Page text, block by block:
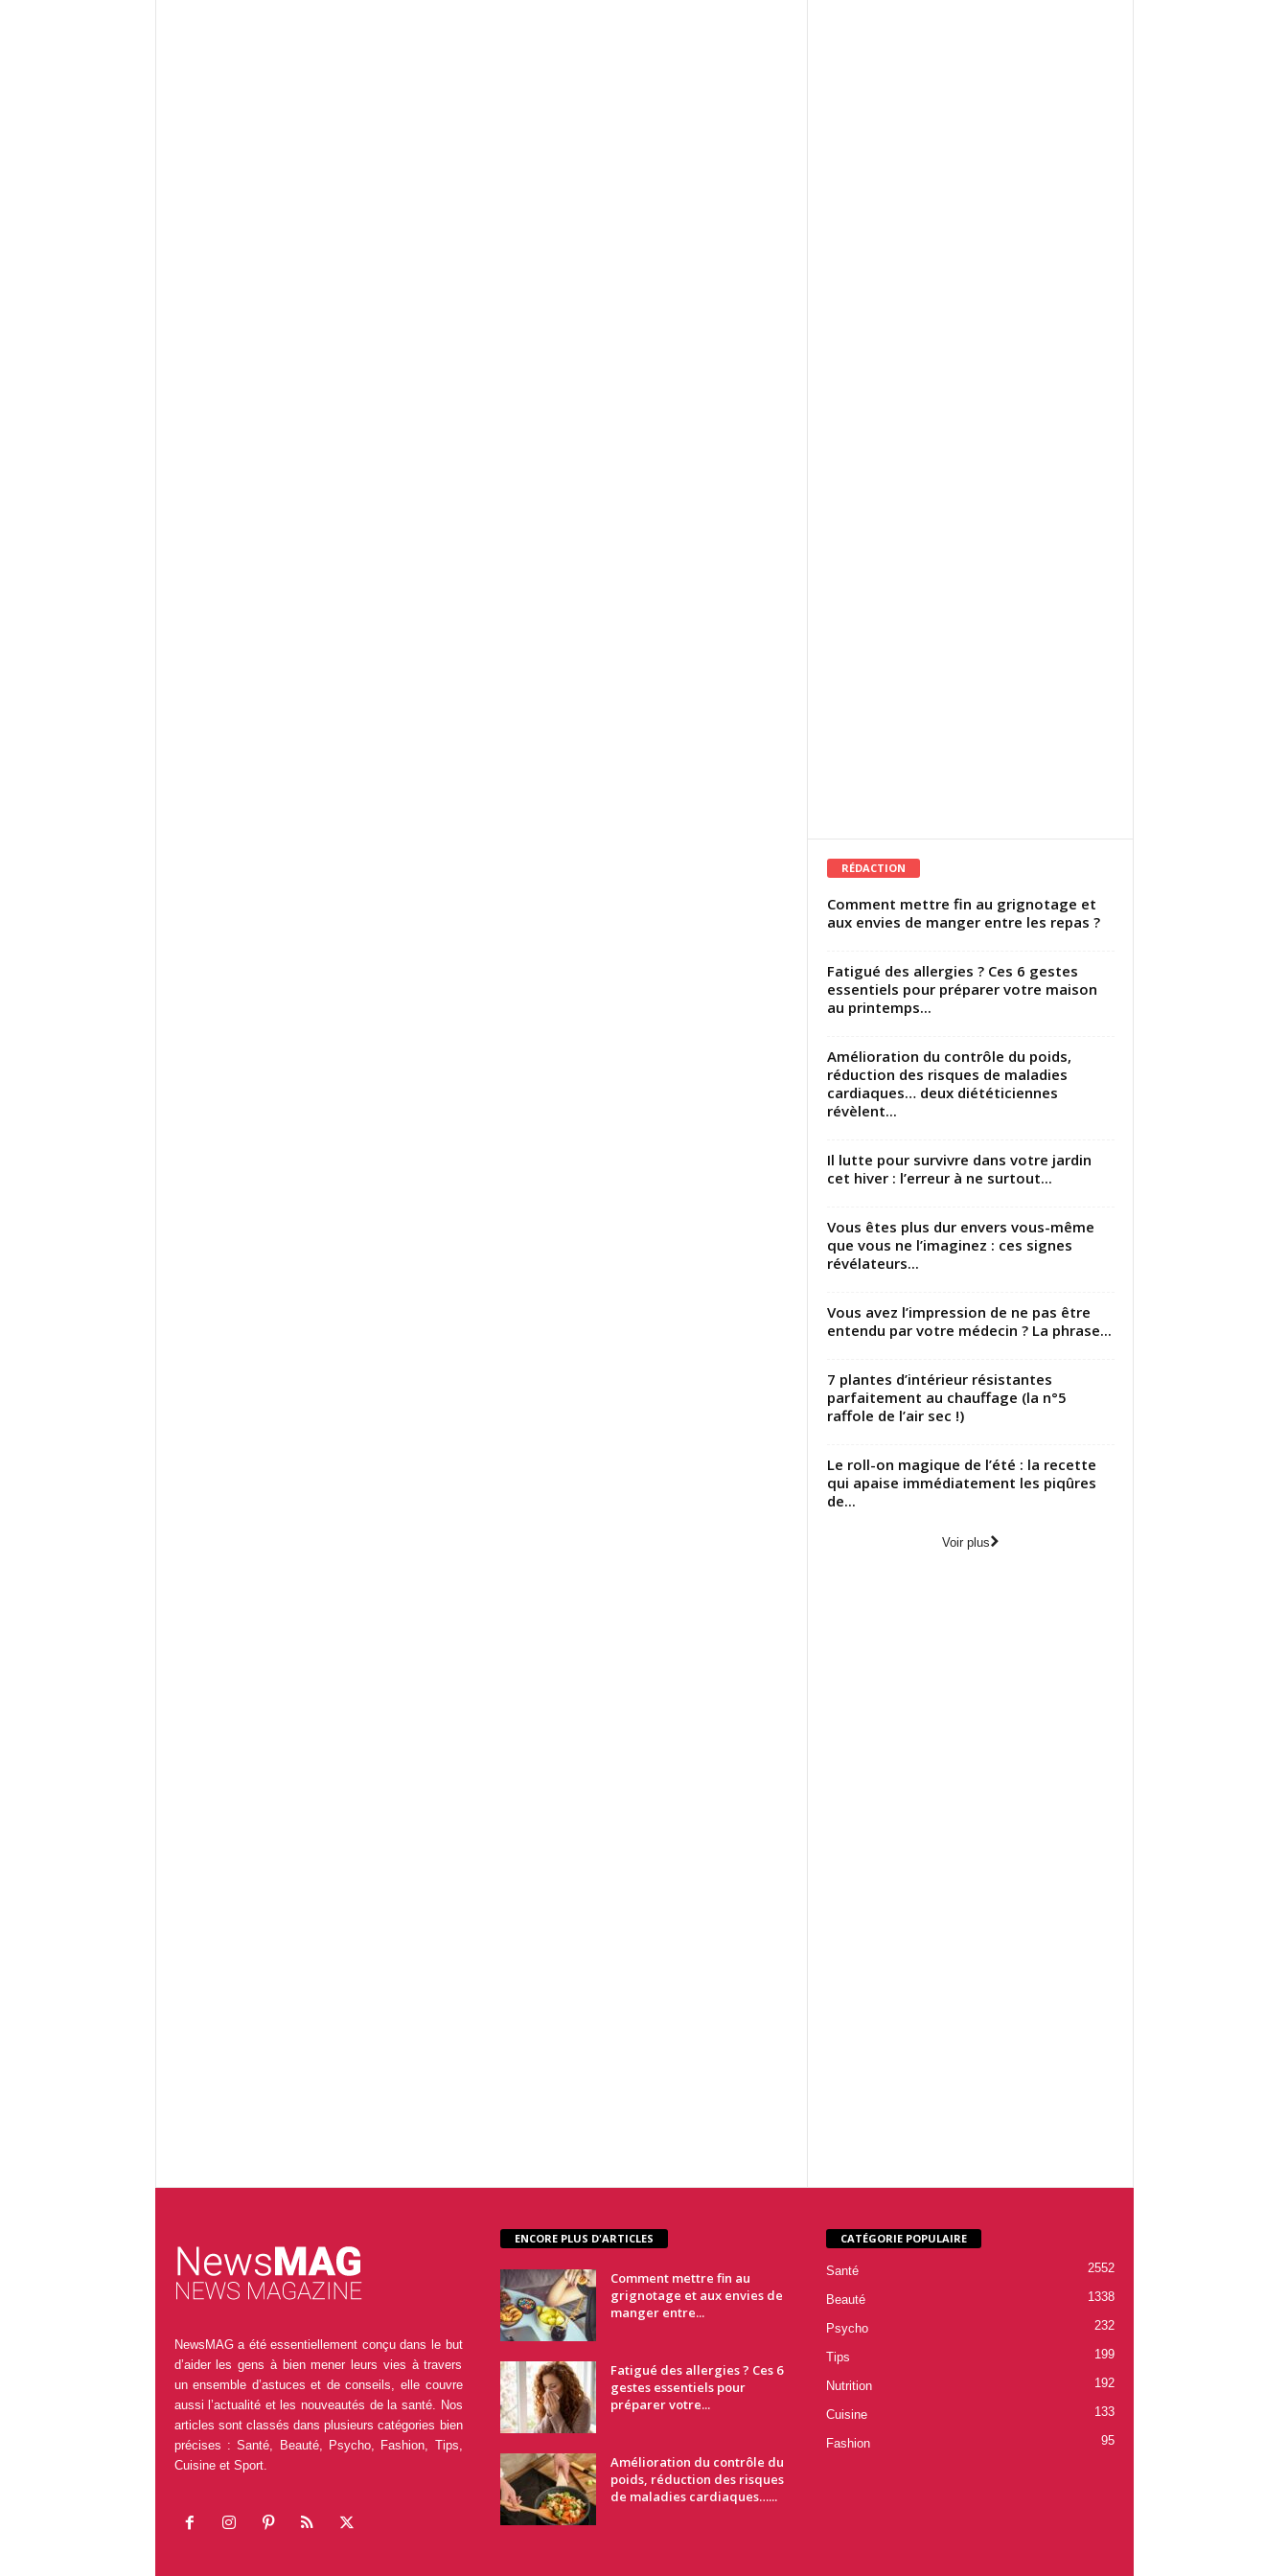
RÉDACTION
Comment mettre fin au grignotage et
aux envies de manger entre les repas ?
Fatigué des allergies ? Ces 6 gestes
essentiels pour préparer votre maison
au printemps...
Amélioration du contrôle du poids,
réduction des risques de maladies
cardiaques… deux diététiciennes
révèlent...
Il lutte pour survivre dans votre jardin
cet hiver : l’erreur à ne surtout...
Vous êtes plus dur envers vous-même
que vous ne l’imaginez : ces signes
révélateurs...
Vous avez l’impression de ne pas être
entendu par votre médecin ? La phrase...
7 plantes d’intérieur résistantes
parfaitement au chauffage (la n°5
raffole de l’air sec !)
Le roll-on magique de l’été : la recette
qui apaise immédiatement les piqûres
de...
Voir plus
NewsMAG a été essentiellement conçu dans le but
d’aider les gens à bien mener leurs vies à travers
un ensemble d’astuces et de conseils, elle couvre
aussi l’actualité et les nouveautés de la santé. Nos
articles sont classés dans plusieurs catégories bien
précises : Santé, Beauté, Psycho, Fashion, Tips,
Cuisine et Sport.
ENCORE PLUS D'ARTICLES
Comment mettre fin au
grignotage et aux envies de
manger entre...
Fatigué des allergies ? Ces 6
gestes essentiels pour
préparer votre...
Amélioration du contrôle du
poids, réduction des risques
de maladies cardiaques…...
CATÉGORIE POPULAIRE
Santé 2552
Beauté 1338
Psycho 232
Tips 199
Nutrition 192
Cuisine 133
Fashion 95